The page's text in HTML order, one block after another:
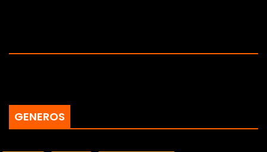
GENEROS